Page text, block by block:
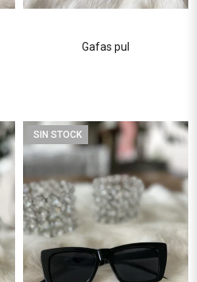
Gafas pul
SIN STOCK